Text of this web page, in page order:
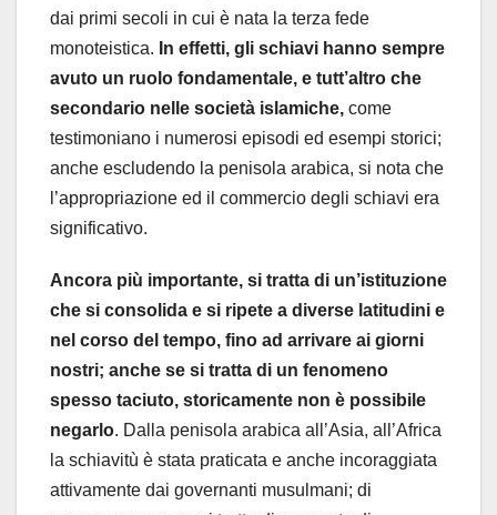
dai primi secoli in cui è nata la terza fede
monoteistica. In effetti, gli schiavi hanno sempre
avuto un ruolo fondamentale, e tutt’altro che
secondario nelle società islamiche, come
testimoniano i numerosi episodi ed esempi storici;
anche escludendo la penisola arabica, si nota che
l’appropriazione ed il commercio degli schiavi era
significativo.
Ancora più importante, si tratta di un’istituzione
che si consolida e si ripete a diverse latitudini e
nel corso del tempo, fino ad arrivare ai giorni
nostri; anche se si tratta di un fenomeno
spesso taciuto, storicamente non è possibile
negarlo. Dalla penisola arabica all’Asia, all’Africa
la schiavitù è stata praticata e anche incoraggiata
attivamente dai governanti musulmani; di